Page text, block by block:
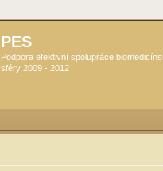
PES
Podpora efektivní spolupráce
sféry 2009 - 2012